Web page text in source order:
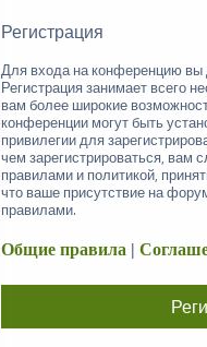
Регистрация
Для входа на конференцию вы
Регистрация занимает всего
вам более широкие
конференции могут быть
привилегии для
чем зарегистрироваться, вам
правилами и политикой,
что ваше присутствие на
правилами.
Общие правила |